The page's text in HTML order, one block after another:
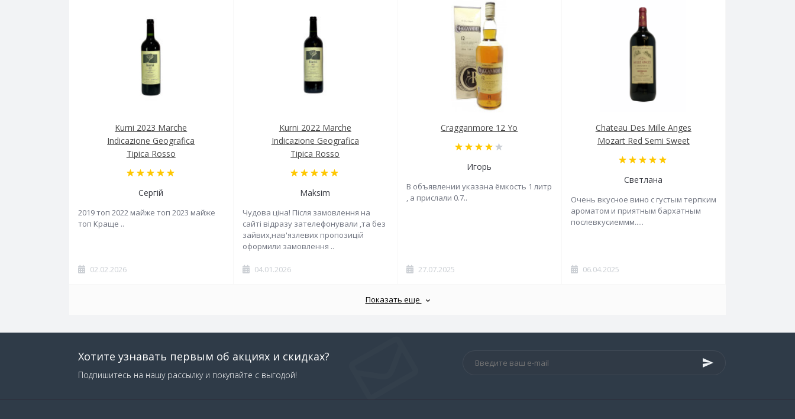
Kurni 2023 Marche
Indicazione Geografica
Tipica Rosso
Сергій
2019 топ 2022 майже топ 2023 майже
топ Краще ..
02.02.2026
Kurni 2022 Marche
Indicazione Geografica
Tipica Rosso
Maksim
Чудова ціна! Після замовлення на
сайті відразу зателефонували ,та без
зайвих,нав'язлевих пропозицій
оформили замовлення ..
04.01.2026
Cragganmore 12 Yo
Игорь
В объявлении указана ёмкость 1 литр
, а прислали 0.7..
27.07.2025
Chateau Des Mille Anges
Mozart Red Semi Sweet
Светлана
Очень вкусное вино с густым терпким
ароматом и приятным бархатным
послевкусиеммм.....
06.04.2025
Показать еще
Хотите узнавать первым об акциях и скидках?
Подпишитесь на нашу рассылку и покупайте с выгодой!